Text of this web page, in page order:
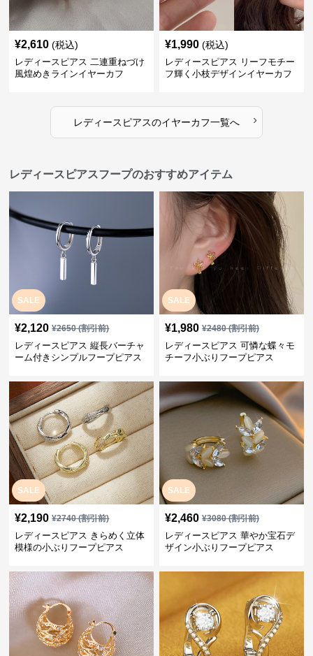
¥2,610 (税込)
レディースピアス 二連重ねづけ
風煌めきラインイヤーカフ
¥1,990 (税込)
レディースピアス リーフモチー
フ輝く小枝デザインイヤーカフ
レディースピアスのイヤーカフ一覧へ ›
レディースピアスフープのおすすめアイテム
SALE
¥2,120 ¥2650(割引前)
レディースピアス 縦長バーチャ
ーム付きシンプルフープピアス
SALE
¥1,980 ¥2480(割引前)
レディースピアス 可憐な蝶々モ
チーフ小ぶりフープピアス
SALE
¥2,190 ¥2740(割引前)
レディースピアス きらめく立体
模様の小ぶりフープピアス
SALE
¥2,460 ¥3080(割引前)
レディースピアス 華やか宝石デ
ザイン小ぶりフープピアス